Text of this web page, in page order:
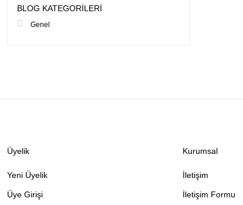
BLOG KATEGORILERI
Genel
Üyelik
Yeni Üyelik
Üye Girişi
Kurumsal
İletişim
İletişim Formu